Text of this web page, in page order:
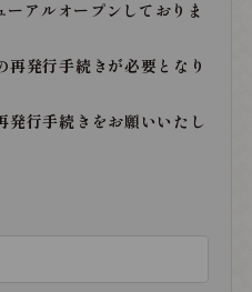
アルオープンしておりま
再発行手続きが必要となり
発行手続きをお願いいたし